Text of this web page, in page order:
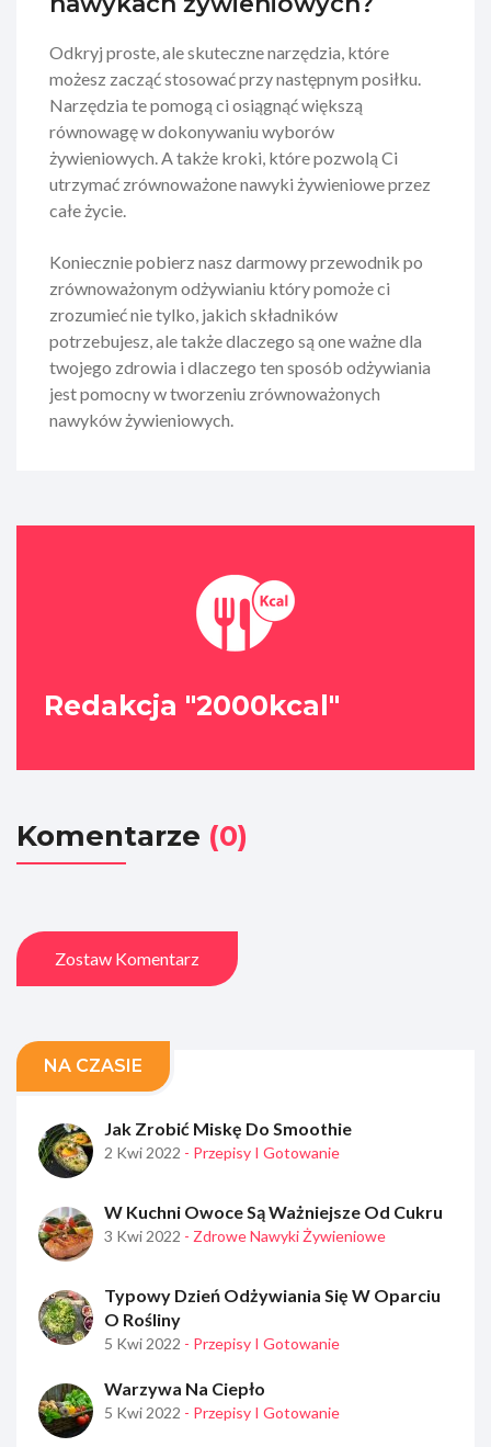
Odkryj proste, ale skuteczne narzędzia, które
możesz zacząć stosować przy następnym posiłku.
Narzędzia te pomogą ci osiągnąć większą
równowagę w dokonywaniu wyborów
żywieniowych. A także kroki, które pozwolą Ci
utrzymać zrównoważone nawyki żywieniowe przez
całe życie.
Konieczniepobierz nasz darmowy przewodnik po
zrównoważonym odżywianiu który pomoże ci
zrozumieć nie tylko, jakich składników
potrzebujesz, ale także dlaczego są one ważne dla
twojego zdrowia i dlaczego ten sposób odżywiania
jest pomocny w tworzeniu zrównoważonych
nawyków żywieniowych.
Redakcja "2000kcal"
Komentarze (0)
Zostaw Komentarz
NA CZASIE
Jak Zrobić Miskę Do Smoothie
2 Kwi 2022 - Przepisy I Gotowanie
W Kuchni Owoce Są Ważniejsze Od Cukru
3 Kwi 2022 - Zdrowe Nawyki Żywieniowe
Typowy Dzień Odżywiania Się W Oparciu
O Rośliny
5 Kwi 2022 - Przepisy I Gotowanie
Warzywa Na Ciepło
5 Kwi 2022 - Przepisy I Gotowanie